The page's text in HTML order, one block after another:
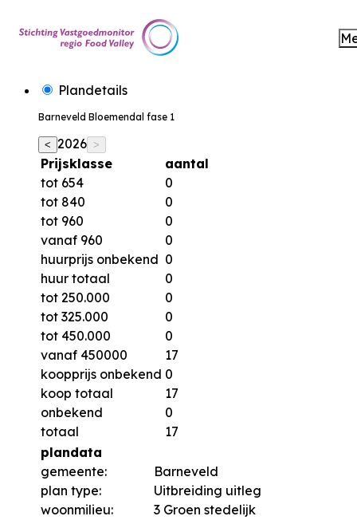
Plandetails
Barneveld Bloemendal fase 1
< 2026 >
Prijsklasse
aantal
tot 654
0
tot 840
0
tot 960
0
vanaf 960
0
huurprijs onbekend 0
huur totaal
0
tot 250.000
0
tot 325.000
0
tot 450.000
0
vanaf 450000
17
koopprijs onbekend 0
koop totaal
17
onbekend
0
totaal
17
plandata
gemeente:
Barneveld
plan type:
Uitbreiding uitleg
woonmilieu:
3 Groen stedelijk